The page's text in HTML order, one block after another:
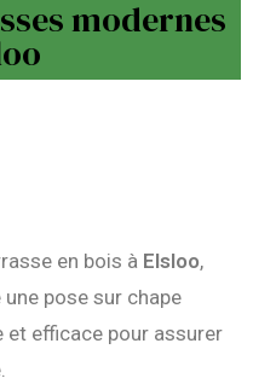
modernes
en bois à Elsloo,
pose sur chape
et efficace pour assurer